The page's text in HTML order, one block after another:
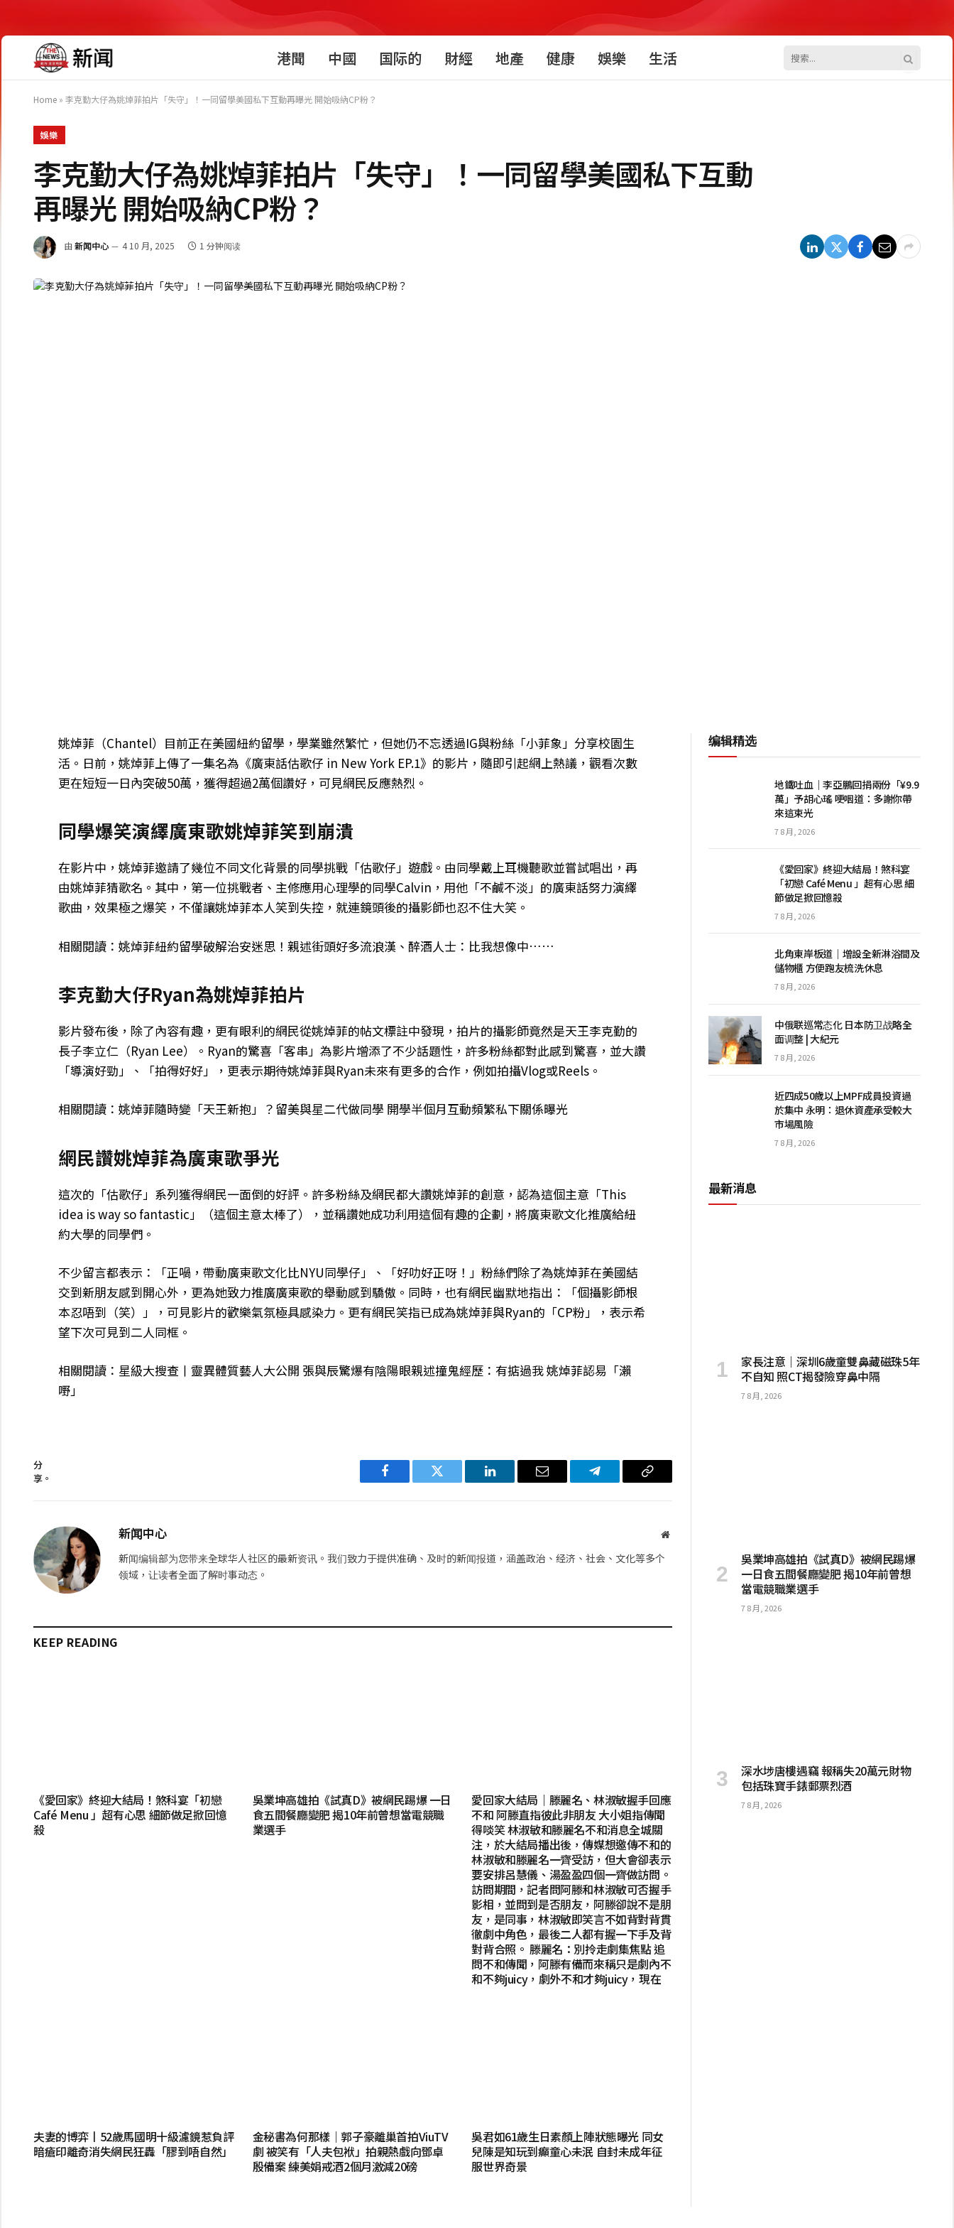
港聞 中國 国际的 財經 地產 健康 娛樂 生活
Home » 李克勤大仔為姚焯菲拍片「失守」！一同留學美國私下互動再曝光 開始吸納CP粉？
娛樂
李克勤大仔為姚焯菲拍片「失守」！一同留學美國私下互動
再曝光 開始吸納CP粉？
由 新闻中心 4 10 月, 2025 1 分钟阅读
姚焯菲（Chantel）目前正在美國紐約留學，學業雖然繁忙，但她仍不忘透過IG與粉絲「小菲象」分享校園生
活。日前，姚焯菲上傳了一集名為《廣東話估歌仔 in New York EP.1》的影片，隨即引起網上熱議，觀看次數
更在短短一日內突破50萬，獲得超過2萬個讚好，可見網民反應熱烈。
同學爆笑演繹廣東歌姚焯菲笑到崩潰
在影片中，姚焯菲邀請了幾位不同文化背景的同學挑戰「估歌仔」遊戲。由同學戴上耳機聽歌並嘗試唱出，再
由姚焯菲猜歌名。其中，第一位挑戰者、主修應用心理學的同學Calvin，用他「不鹹不淡」的廣東話努力演繹
歌曲，效果極之爆笑，不僅讓姚焯菲本人笑到失控，就連鏡頭後的攝影師也忍不住大笑。
相關閱讀：姚焯菲紐約留學破解治安迷思！親述街頭好多流浪漢、醉酒人士：比我想像中……
李克勤大仔Ryan為姚焯菲拍片
影片發布後，除了內容有趣，更有眼利的網民從姚焯菲的帖文標註中發現，拍片的攝影師竟然是天王李克勤的
長子李立仁（Ryan Lee）。Ryan的驚喜「客串」為影片增添了不少話題性，許多粉絲都對此感到驚喜，並大讚
「導演好勁」、「拍得好好」，更表示期待姚焯菲與Ryan未來有更多的合作，例如拍攝Vlog或Reels。
相關閱讀：姚焯菲隨時變「天王新抱」？留美與星二代做同學 開學半個月互動頻繁私下關係曝光
網民讚姚焯菲為廣東歌爭光
這次的「估歌仔」系列獲得網民一面倒的好評。許多粉絲及網民都大讚姚焯菲的創意，認為這個主意「This
idea is way so fantastic」（這個主意太棒了），並稱讚她成功利用這個有趣的企劃，將廣東歌文化推廣給紐
約大學的同學們。
不少留言都表示：「正喎，帶動廣東歌文化比NYU同學仔」、「好叻好正呀！」粉絲們除了為姚焯菲在美國結
交到新朋友感到開心外，更為她致力推廣廣東歌的舉動感到驕傲。同時，也有網民幽默地指出：「個攝影師根
本忍唔到（笑）」，可見影片的歡樂氣氛極具感染力。更有網民笑指已成為姚焯菲與Ryan的「CP粉」，表示希
望下次可見到二人同框。
相關閱讀：星級大搜查丨靈異體質藝人大公開 張與辰驚爆有陰陽眼親述撞鬼經歷：有掂過我 姚焯菲認易「瀨
嘢」
分
享。
Facebook Twitter LinkedIn 电
Telegram 复
新闻中心
网
新闻编辑部为您带来全球华人社区的最新资讯。我们致力于提供准确、及时的新闻报道，涵盖政治、经济、社会、文化等多个
领域，让读者全面了解时事动态。
KEEP READING
《愛回家》終迎大結局！煞科宴「初戀
Café Menu 」超有心思 細節做足掀回憶
殺
吳業坤高雄拍《試真D》被網民踢爆 一日
食五間餐廳變肥 揭10年前曾想當電競職
業選手
愛回家大結局｜滕麗名、林淑敏握手回應
不和 阿滕直指彼此非朋友 大小姐指傳聞
得啖笑 林淑敏和滕麗名不和消息全城關
注，於大結局播出後，傳媒想邀傳不和的
林淑敏和滕麗名一齊受訪，但大會卻表示
要安排呂慧儀、湯盈盈四個一齊做訪問。
訪問期間，記者問阿滕和林淑敏可否握手
影相，並問到是否朋友，阿滕卻說不是朋
友，是同事，林淑敏即笑言不如背對背貫
徹劇中角色，最後二人都有握一下手及背
對背合照。 滕麗名：別拎走劇集焦點 追
問不和傳聞，阿滕有備而來稱只是劇內不
和不夠juicy，劇外不和才夠juicy，現在
夫妻的博弈丨52歲馬國明十級濾鏡惹負評
暗瘡印離奇消失網民狂轟「膠到唔自然」
金秘書為何那樣｜郭子豪離巢首拍ViuTV
劇 被笑有「人夫包袱」拍親熱戲向鄧卓
殷備案 練美娟戒酒2個月激減20磅
吳君如61歲生日素顏上陣狀態曝光 同女
兒陳是知玩到癲童心未泯 自封未成年征
服世界奇景
编辑精选
地鐵吐血｜李亞鵬回捐兩份「¥9.9
萬」予胡心瑤 哽咽道：多謝你帶
來這束光
7 8 月, 2026
《愛回家》終迎大結局！煞科宴
「初戀 Café Menu 」超有心思 細
節做足掀回憶殺
7 8 月, 2026
北角東岸板道｜增設全新淋浴間及
儲物櫃 方便跑友梳洗休息
7 8 月, 2026
中俄联巡常态化 日本防卫战略全
面调整 | 大紀元
7 8 月, 2026
近四成50歲以上MPF成員投資過
於集中 永明：退休資產承受較大
市場風險
7 8 月, 2026
最新消息
家長注意｜深圳6歲童雙鼻藏磁珠5年
不自知 照CT揭發險穿鼻中隔
7 8 月, 2026
吳業坤高雄拍《試真D》被網民踢爆
一日食五間餐廳變肥 揭10年前曾想
當電競職業選手
7 8 月, 2026
深水埗唐樓遇竊 報稱失20萬元財物
包括珠寶手錶郵票烈酒
7 8 月, 2026